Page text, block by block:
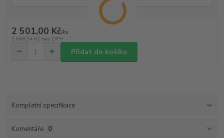
2 501,00 Kč/ks
2 066,94 Kč bez DPH
Přidat do košíku
Kompletní specifikace
Komentáře 0